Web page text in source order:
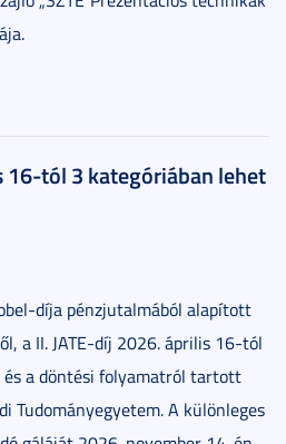
16-tól 3 kategóriában lehet
díja pénzjutalmából alapított
a II. JATE-díj 2026. április 16-tól
és a döntési folyamatról tartott
Tudományegyetem. A különleges